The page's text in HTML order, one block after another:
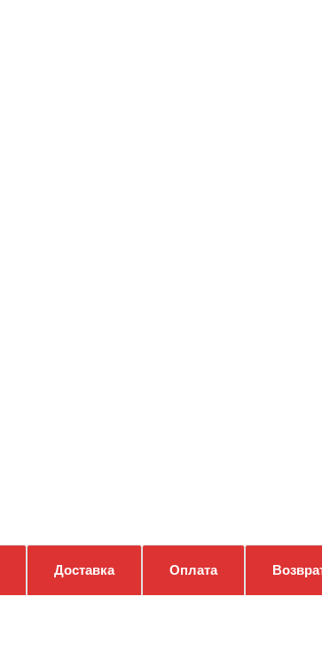
Доставка Оплата